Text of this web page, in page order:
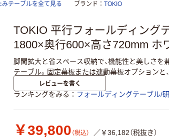
テーブルを全て見る ブランド TOKIO
TOKIO 平行フォールディング
1800×奥行600×高さ720mm ホ
脚間拡大と省スペース収納で、機能性と美しさ
テーブル。固定幕板または連動幕板オプションと
レビューを書く
ランキングをみる フォールディングテーブル/
￥39,800 （税込） ／￥36,182（税抜き）